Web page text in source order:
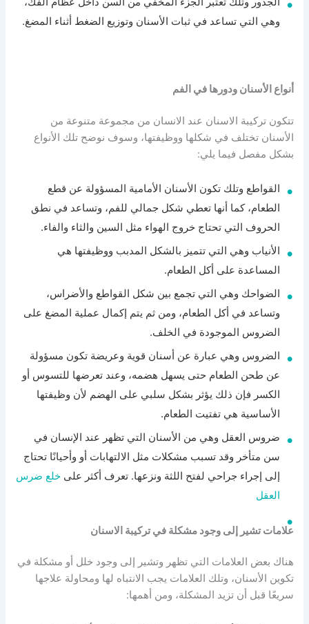
وهي التي تساعد في ثبات الأسنان وتوزيع الضغط أثناء المضغ.
أنواع الأسنان ودورها في الفم
تتكون تركيبة الاسنان عند الانسان من مجموعة متنوعة من
الأسنان تختلف في شكلها ووظيفتها، وسوف نوضح تلك الأنواع
بشكل مفصل فيما يلي:
القواطع وتلك تكون الأسنان الأمامية المسؤولة عن قطع
الطعام، كما أنها تعطي شكل جمالي للفم، وتساعد في نطق
الحروف التي تحتاج خروج الهواء مثل السين والثاء والفاء.
الأنياب وهي التي تتميز بالشكل المدبب ووظيفتها هي
المساعدة على أكل الطعام.
الضواحك وهي التي تجمع بين شكل القواطع والأضراس،
وتساعد في أكل الطعام، ومن ثم يتم إكمال عملية المضغ على
الضروس الموجودة في الخلف.
الضروس وهي عبارة عن أسنان قوية وعريضة تكون مسؤولة
عن طحن الطعام حتى يسهل هضمه، وعند تعرضها للتسوس أو
الكسر فإن ذلك يؤثر بشكل سلبي على الهضم لأن وظيفتها
الأساسية هي تفتيت الطعام.
ضروس العقل وهي من الأسنان التي تظهر عند الإنسان في
سن متأخر وقد تسبب مشكلات مثل الالتهابات أو وأحيانًا تحتاج
إلى إجراء جراحي لفتح اللثة ونزعها. تعرف أكثر علىخلع ضرس
العقل
علامات تشير إلى وجود مشكلة في تركيبة الاسنان
هناك بعض العلامات التي تظهر وتشير إلى وجود خلل أو مشكلة في
تكوين الأسنان، وتلك العلامات يجب الانتباه لها ومحاولة علاجها
سريعًا قبل أن تزيد المشكلة، ومن أهمها: